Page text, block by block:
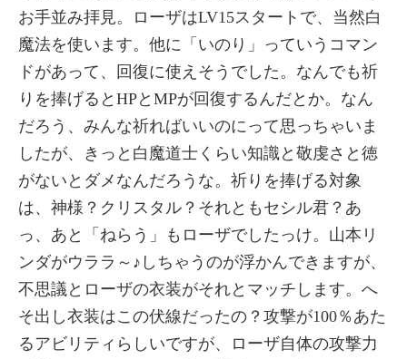
お手並み拝見。ローザはLV15スタートで、当然白
魔法を使います。他に「いのり」っていうコマン
ドがあって、回復に使えそうでした。なんでも祈
りを捧げるとHPとMPが回復するんだとか。なん
だろう、みんな祈ればいいのにって思っちゃいま
したが、きっと白魔道士くらい知識と敬虔さと徳
がないとダメなんだろうな。祈りを捧げる対象
は、神様？クリスタル？それともセシル君？あ
っ、あと「ねらう」もローザでしたっけ。山本リ
ンダがウララ～♪しちゃうのが浮かんできますが、
不思議とローザの衣装がそれとマッチします。へ
そ出し衣装はこの伏線だったの？攻撃が100％あた
るアビリティらしいですが、ローザ自体の攻撃力